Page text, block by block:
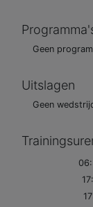
Geen
Uitslagen
Geen